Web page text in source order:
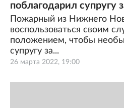
26 марта 2022, 19:00
поблагодарил супругу
Пожарный из Нижнего
воспользоваться своим
положением, чтобы
супругу за...